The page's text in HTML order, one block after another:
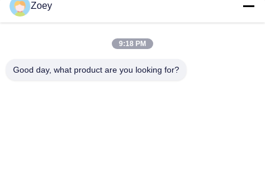
OEM 12361-31210 1236131210 TOYOTA ALPHARD / VELLFIRE
用のエンジンマウント
OEM 12305-0P010 12305-31070 12305-31080 2016年のLEXUS
Zoey
9:18 PM
Good day, what product are you looking for?